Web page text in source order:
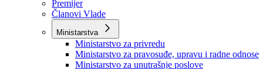
Vlada
Vlada BPK Goražde
Premijer
Članovi Vlade
Ministarstva